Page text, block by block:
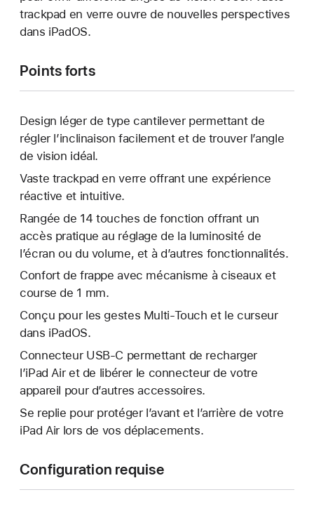
trackpad en verre ouvre de nouvelles perspectives
dans iPadOS.
Points forts
Design léger de type cantilever permettant de
régler l’inclinaison facilement et de trouver l’angle
de vision idéal.
Vaste trackpad en verre offrant une expérience
réactive et intuitive.
Rangée de 14 touches de fonction offrant un
accès pratique au réglage de la luminosité de
l’écran ou du volume, et à d’autres fonctionnalités.
Confort de frappe avec mécanisme à ciseaux et
course de 1 mm.
Conçu pour les gestes Multi‑Touch et le curseur
dans iPadOS.
Connecteur USB‑C permettant de recharger
l’iPad Air et de libérer le connecteur de votre
appareil pour d’autres accessoires.
Se replie pour protéger l’avant et l’arrière de votre
iPad Air lors de vos déplacements.
Configuration requise